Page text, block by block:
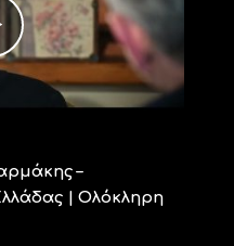
–
| Ολόκληρη